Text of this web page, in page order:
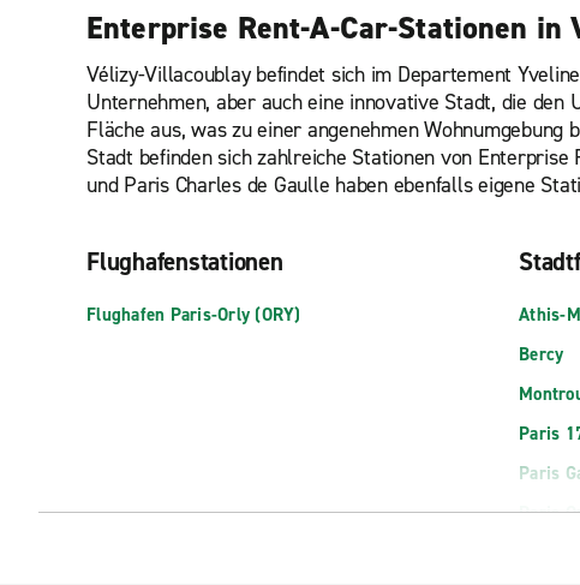
Enterprise Rent-A-Car-Stationen in
Vélizy-Villacoublay befindet sich im Departement
Unternehmen, aber auch eine innovative Stadt, die
Fläche aus, was zu einer angenehmen
Stadt befinden sich zahlreiche Stationen von
und Paris Charles de Gaulle haben ebenfalls eigene
Flughafenstationen
Flughafen Paris-Orly (ORY)
Athis-
Bercy
Paris
Paris
Paris
Paris